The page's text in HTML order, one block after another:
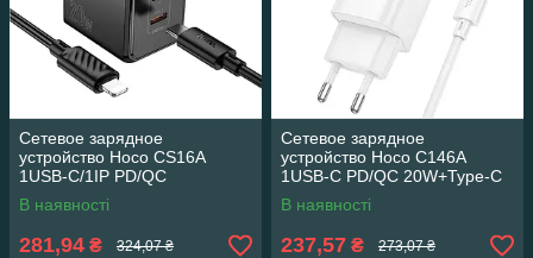
Сетевое зарядное
устройство Hoco CS16A
1USB-C/1IP PD/QC
20W+Type-C to Lightning
(Черный)
В наявності
281,94 ₴ 324,07 ₴
Сетевое зарядное
устройство Hoco C146A
1USB-C PD/QC 20W+Type-C
to Lightning (Белый)
В наявності
237,57 ₴ 273,07 ₴